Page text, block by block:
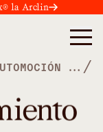
la Arclin
Y
/